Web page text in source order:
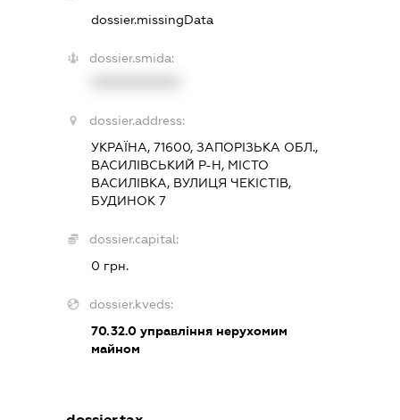
dossier.missingData
dossier.smida:
dossier.address:
УКРАЇНА, 71600, ЗАПОРІЗЬКА ОБЛ.,
ВАСИЛІВСЬКИЙ Р-Н, МІСТО
ВАСИЛІВКА, ВУЛИЦЯ ЧЕКІСТІВ,
БУДИНОК 7
dossier.capital:
0 грн.
dossier.kveds:
70.32.0управління нерухомим
майном